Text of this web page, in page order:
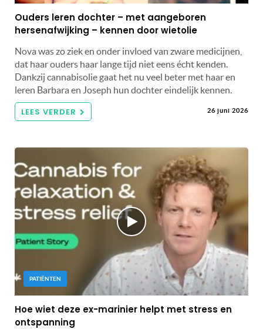
Ouders leren dochter – met aangeboren
hersenafwijking – kennen door wietolie
Nova was zo ziek en onder invloed van zware medicijnen,
dat haar ouders haar lange tijd niet eens écht kenden.
Dankzij cannabisolie gaat het nu veel beter met haar en
leren Barbara en Joseph hun dochter eindelijk kennen.
LEES VERDER 26 juni 2026
PATIËNTEN
Hoe wiet deze ex-marinier helpt met stress en
ontspanning